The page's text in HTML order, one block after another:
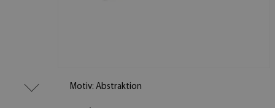
Motiv: Abstraktion